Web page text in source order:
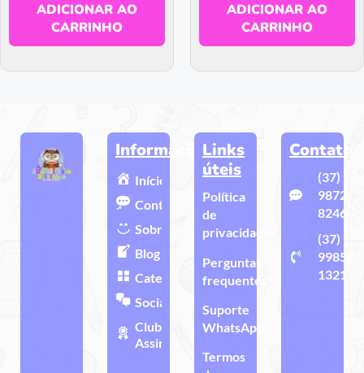
ADICIONAR AO
CARRINHO
ADICIONAR AO
CARRINHO
Informações
Início
Contato
Sobre
Blog
Categorias
Sociais
Clube de
Assinatura
Links
úteis
Política
de
privacidade
Perguntas
frequentes
Suporte
WhatsApp
Termos
Contato
(37)
9872-
8246
(37)
99858-
1321